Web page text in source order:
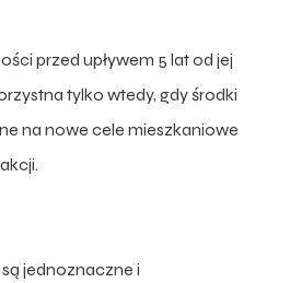
przed upływem 5 lat od jej
tylko wtedy, gdy środki
na nowe cele mieszkaniowe
jednoznaczne i